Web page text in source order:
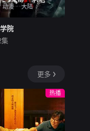
动漫 大陆
学院
内意外觉醒神力，被
。秦雨加入东大高武
渐结识侠肝义胆的一
一起修炼成长，共同
和人族星球
院
集
更多
热播